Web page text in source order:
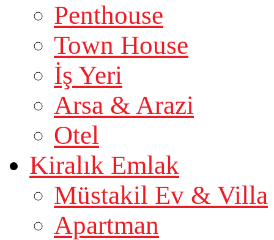
Penthouse
Town House
İş Yeri
Arsa & Arazi
Otel
Kiralık Emlak
Müstakil Ev & Villa
Apartman